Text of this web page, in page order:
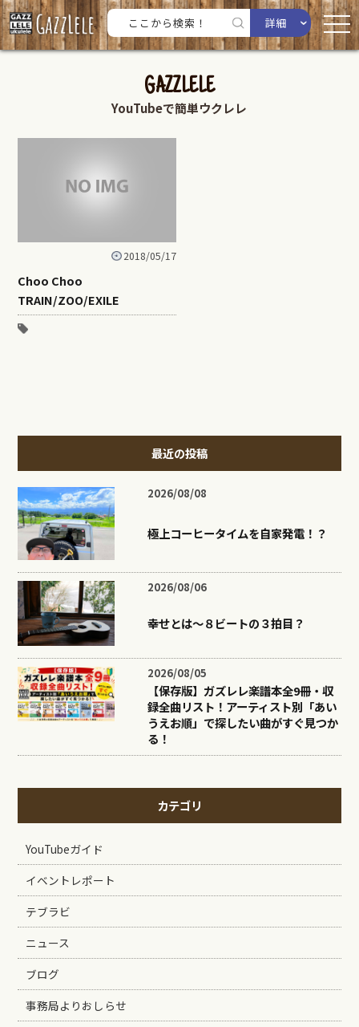
詳細
GAZZLELE
YouTubeで簡単ウクレレ
2018/05/17
Choo Choo
TRAIN/ZOO/EXILE
最近の投稿
2026/08/08
極上コーヒータイムを自家発電！？
2026/08/06
幸せとは〜８ビートの３拍目？
2026/08/05
【保存版】ガズレレ楽譜本全9冊・収
録全曲リスト！アーティスト別「あい
うえお順」で探したい曲がすぐ見つか
る！
カテゴリ
YouTubeガイド
イベントレポート
テブラビ
ニュース
ブログ
事務局よりおしらせ